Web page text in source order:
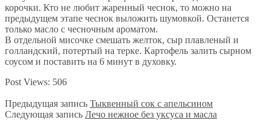
корочки. Кто не любит жаренный чеснок, то можно на
предыдущем этапе чеснок выложить шумовкой. Останется
только масло с чесночным ароматом.
В отдельной мисочке смешать желток, сыр плавленый и
голландский, потертый на терке. Картофель залить сырном
соусом и поставить на 6 минут в духовку.
Post Views: 506
Предыдущая запись Тыквенный сок с апельсином
Следующая запись Лечо нежное без уксуса и масла